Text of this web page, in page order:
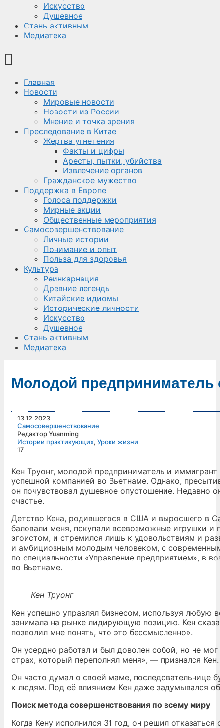
Искусство
Душевное
Стань активным
Медиатека
Главная
Новости
Мировые новости
Новости из России
Мнение и точка зрения
Преследование в Китае
Жертва угнетения
Факты и цифры
Аресты, пытки, убийства
Извлечение органов
Гражданское мужество
Поддержка в Европе
Голоса поддержки
Мирные акции
Общественные мероприятия
Самосовершенствование
Личные истории
Понимание и опыт
Польза для здоровья
Культура
Реинкарнация
Древние легенды
Китайские идиомы
Исторические личности
Искусство
Душевное
Стань активным
Медиатека
Молодой предприниматель
13.12.2023
Самосовершенствование
Редактор Yuanming
Истории практикующих, Уроки жизни
17
Кен Труонг, молодой предприниматель и
успешной компанией во Вьетнаме. Однако,
он почувствовал душевное опустошение. Недавно
счастье.
Детство Кена, родившегося в США и выросшего в
баловали меня, покупали всевозможные игрушки
эгоистом, и стремился лишь к удовольствиям и
и амбициозным молодым человеком, с
по специальности «Управление предприятием», в
во Вьетнаме.
Кен Труонг
Кен успешно управлял бизнесом, используя любую
занимала на рынке лидирующую позицию. Кен
позволил мне понять, что это бессмысленно».
Он усердно работал и был доволен собой, но не
страх, который переполнял меня», — признался Кен.
Он часто думал о своей маме, последовательнице
к людям. Под её влиянием Кен даже задумывался
Поиск метода совершенствования по всему миру
Когда Кену исполнился 31 год, он решил